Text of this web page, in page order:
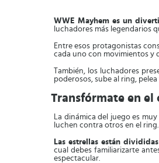
WWE Mayhem es un
luchadores más legendarios
Entre esos protagonistas
cada uno con movimientos y
También, los luchadores
poderosos, sube al ring,
Transfórmate en el
La dinámica del juego es
luchen contra otros en el
Las estrellas están
cual debes familiarizarte
espectacular.